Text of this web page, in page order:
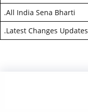
.All India Sena Bharti
.Latest Changes Updates